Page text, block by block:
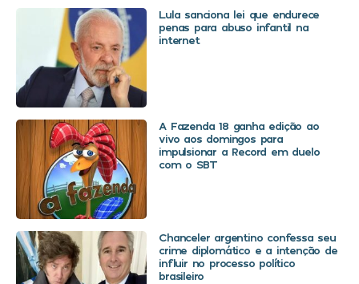
Lula sanciona lei que endurece
penas para abuso infantil na
internet
A Fazenda 18 ganha edição ao
vivo aos domingos para
impulsionar a Record em duelo
com o SBT
Chanceler argentino confessa seu
crime diplomático e a intenção de
influir no processo político
brasileiro